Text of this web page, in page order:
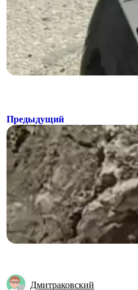
Предыдущий
Дмитраковский